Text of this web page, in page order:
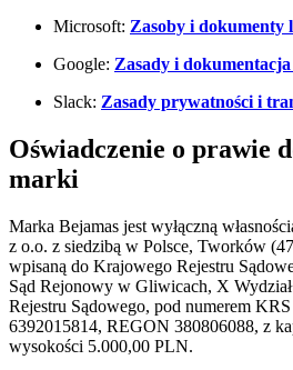
Microsoft: Zasoby i dokumenty
Google: Zasady i
Slack: Zasady prywatności i
Oświadczenie o prawie
marki
Marka Bejamas jest wyłączną
z o.o. z siedzibą w Polsce, Tworków
wpisaną do Krajowego Rejestru
Sąd Rejonowy w Gliwicach, X
Rejestru Sądowego, pod numerem
6392015814, REGON 380806088, z
wysokości 5.000,00 PLN.